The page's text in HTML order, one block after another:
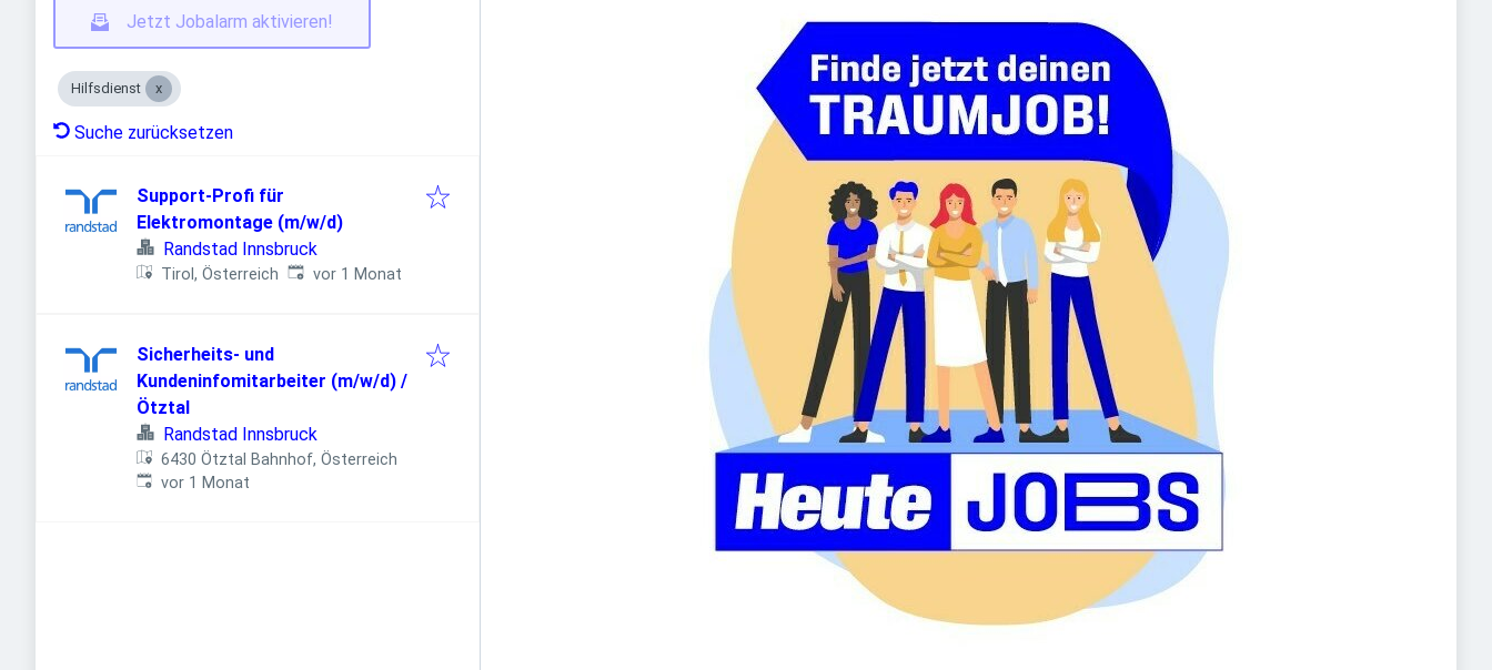
Jetzt Jobalarm aktivieren!
Hilfsdienst
Suche zurücksetzen
Support-Profi für
Elektromontage (m/w/d)
Randstad Innsbruck
Tirol, Österreich Veröffentlicht:
vor 1 Monat
Sicherheits- und
Kundeninfomitarbeiter (m/w/d) /
Ötztal
Randstad Innsbruck
6430 Ötztal Bahnhof, Österreich
Veröffentlicht:
vor 1 Monat